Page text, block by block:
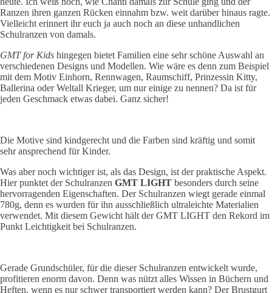
Ranzen ihren ganzen Rücken einnahm bzw. weit darüber hinaus ragte.
Vielleicht erinnert ihr euch ja auch noch an diese unhandlichen
Schulranzen von damals.
GMT for Kids hingegen bietet Familien eine sehr schöne Auswahl an
verschiedenen Designs und Modellen. Wie wäre es denn zum Beispiel
mit dem Motiv Einhorn, Rennwagen, Raumschiff, Prinzessin Kitty,
Ballerina oder Weltall Krieger, um nur einige zu nennen? Da ist für
jeden Geschmack etwas dabei. Ganz sicher!
Die Motive sind kindgerecht und die Farben sind kräftig und somit
sehr ansprechend für Kinder.
Was aber noch wichtiger ist, als das Design, ist der praktische Aspekt.
Hier punktet der Schulranzen GMT LIGHT besonders durch seine
hervorragenden Eigenschaften. Der Schulranzen wiegt gerade einmal
780g, denn es wurden für ihn ausschließlich ultraleichte Materialien
verwendet. Mit diesem Gewicht hält der GMT LIGHT den Rekord im
Punkt Leichtigkeit bei Schulranzen.
Gerade Grundschüler, für die dieser Schulranzen entwickelt wurde,
profitieren enorm davon. Denn was nützt alles Wissen in Büchern und
Heften, wenn es nur schwer transportiert werden kann? Der Brustgurt